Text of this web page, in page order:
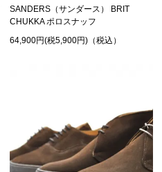
SANDERS（サンダース） BRIT
CHUKKA ポロスナッフ
64,900円(税5,900円)（税込）